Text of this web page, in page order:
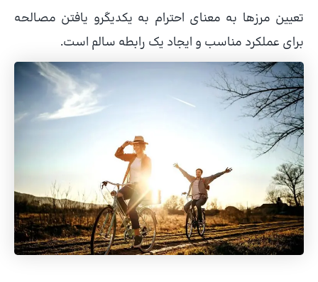
تعیین مرزها به معنای احترام به یکدیگرو یافتن مصالحه
برای عملکرد مناسب و ایجاد یک رابطه سالم است.